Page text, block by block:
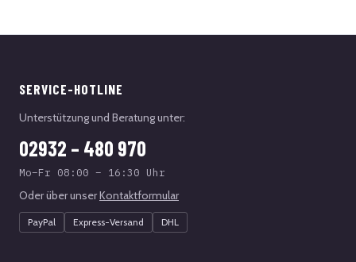
SERVICE-HOTLINE
Unterstützung und Beratung unter:
02932 – 480 970
Mo–Fr 08:00 – 16:30 Uhr
Oder über unserKontaktformular
PayPal Express-Versand DHL